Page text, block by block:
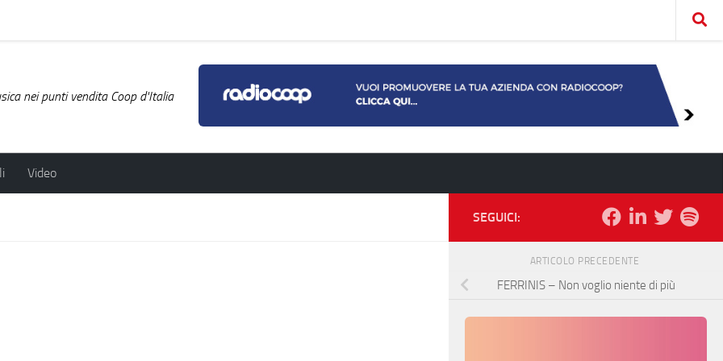
nei punti vendita Coop d'Italia
Video
SEGUICI:
ARTICOLO PRECEDENTE
FERRINIS – Non voglio niente di più